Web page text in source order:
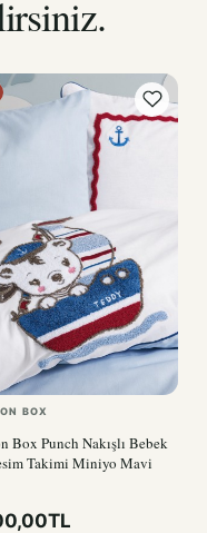
BOX
Box Punch Nakışlı Bebek
Takimi Miniyo Mavi